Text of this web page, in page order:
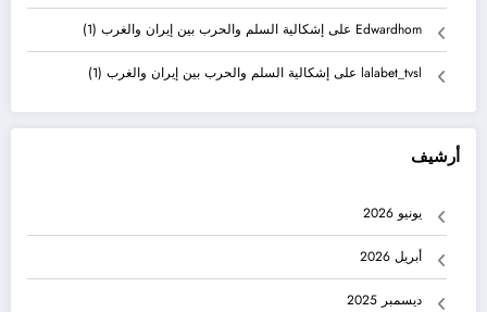
Edwardhom على إشكالية السلم والحرب بين إيران والغرب (1)
lalabet_tvsl على إشكالية السلم والحرب بين إيران والغرب (1)
أرشيف
يونيو 2026
أبريل 2026
ديسمبر 2025